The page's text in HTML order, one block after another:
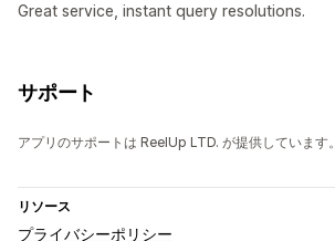
Great service, instant query resolutions.
サポート
アプリのサポートは ReelUp LTD. が提供しています。
リソース
プライバシーポリシー